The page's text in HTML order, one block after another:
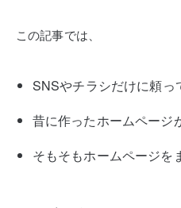
この記事では、
SNSやチラシだけに頼っ
昔に作ったホームページ
そもそもホームページを